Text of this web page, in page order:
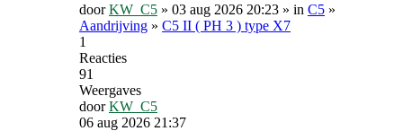
doorKW_C5 » 03 aug 2026 20:23 » in C5 »
Aandrijving » C5 II ( PH 3 ) type X7
1
Reacties
91
Weergaves
doorKW_C5
06 aug 2026 21:37